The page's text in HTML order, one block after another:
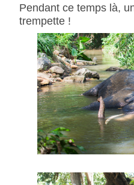
Pendant ce temps là,
trempette !